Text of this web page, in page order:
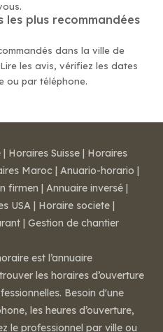
les plus recommandées
dans la ville de
les avis, vérifiez les dates
ou par téléphone.
| Horaires Suisse | Horaires
Maroc | Anuario-horario |
firmen | Annuaire inversé |
USA | Horaire societe |
| Gestion de chantier
est l’annuaire
les horaires d’ouverture
Besoin d'une
les heures d’ouverture,
le professionnel par ville ou